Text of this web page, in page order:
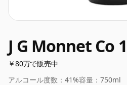
J G Monnet Co
￥80万で販売中
アルコール度数： 41%容量： 750ml